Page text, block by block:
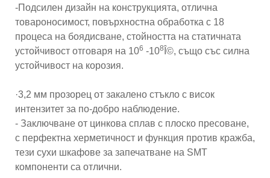
-Подсилен дизайн на конструкцията, отлична
товароносимост, повърхностна обработка с 18
процеса на боядисване, стойността на статичната
устойчивост отговаря на 106 -108 Î©, също със силна
устойчивост на корозия.
·3,2 мм прозорец от закалено стъкло с висок
интензитет за по-добро наблюдение.
- Заключване от цинкова сплав с плоско пресоване,
с перфектна херметичност и функция против кражба,
тези сухи шкафове за запечатване на SMT
компоненти са отлични.